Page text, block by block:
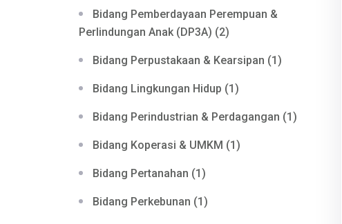
Bidang Pemberdayaan Perempuan &
Perlindungan Anak (DP3A) (2)
Bidang Perpustakaan & Kearsipan (1)
Bidang Lingkungan Hidup (1)
Bidang Perindustrian & Perdagangan (1)
Bidang Koperasi & UMKM (1)
Bidang Pertanahan (1)
Bidang Perkebunan (1)